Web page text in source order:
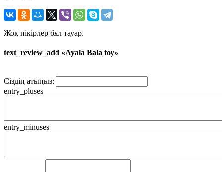
Жоқ пікірлер бұл тауар.
text_review_add «Ayala Bala toy»
Сіздің атыңыз:
entry_pluses
entry_minuses